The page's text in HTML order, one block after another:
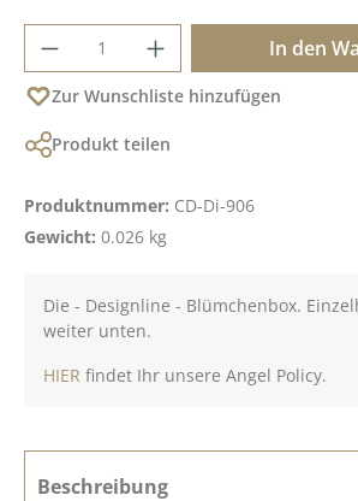
Produkt Anzahl: Gib den
In den
Zur Wunschliste hinzufügen
Produkt teilen
Produktnummer: CD-Di-906
Gewicht: 0.026 kg
Die - Designline - Blümchenbox.
weiter unten.
HIER findet Ihr unsere Angel Policy.
Beschreibung